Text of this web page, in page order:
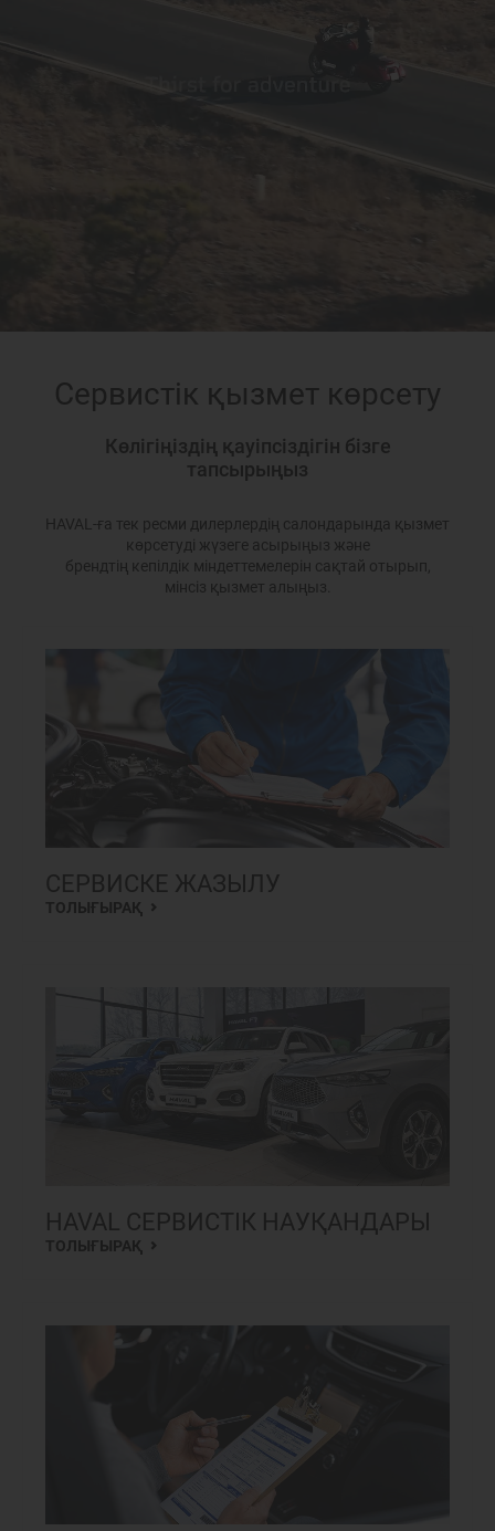
Сервистік қызмет көрсету
Көлігіңіздің қауіпсіздігін бізге
тапсырыңыз
HAVAL-ға тек ресми дилерлердің салондарында қызмет
көрсетуді жүзеге асырыңыз және
брендтің кепілдік міндеттемелерін сақтай отырып,
мінсіз қызмет алыңыз.
СЕРВИСКЕ ЖАЗЫЛУ
ТОЛЫҒЫРАҚ
HAVAL СЕРВИСТІК НАУҚАНДАРЫ
ТОЛЫҒЫРАҚ